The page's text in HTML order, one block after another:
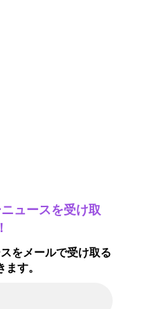
ュースを受け取
をメールで受け取る
ます。